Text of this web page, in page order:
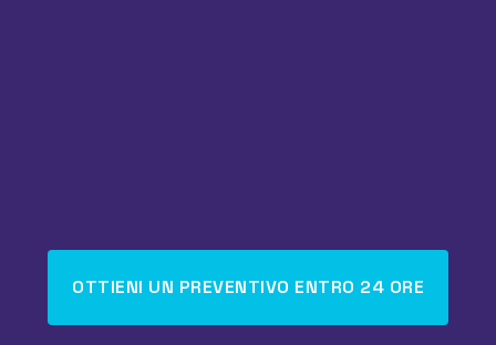
OTTIENI UN PREVENTIVO ENTRO 24 ORE